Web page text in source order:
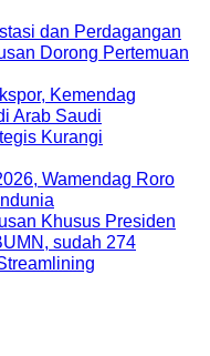
dan Perdagangan
Dorong Pertemuan
Kemendag
Arab Saudi
Kurangi
Wamendag Roro
Khusus Presiden
sudah 274